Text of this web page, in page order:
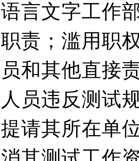
言文字工作
责；滥用职
和其他直接
员违反测试
请其所在单